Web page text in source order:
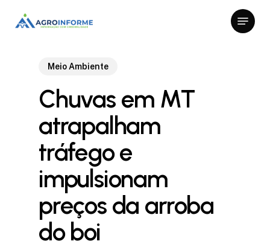
Menu
Meio Ambiente
Chuvas em MT
atrapalham
tráfego e
impulsionam
preços da arroba
do boi